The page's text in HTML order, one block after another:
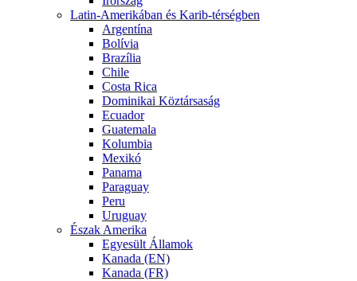
Latin-Amerikában és Karib-térségben
Argentína
Bolívia
Brazília
Chile
Costa Rica
Dominikai Köztársaság
Ecuador
Guatemala
Kolumbia
Mexikó
Panama
Paraguay
Peru
Uruguay
Észak Amerika
Egyesült Államok
Kanada (EN)
Kanada (FR)